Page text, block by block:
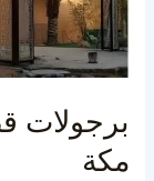
برجولات
مكة